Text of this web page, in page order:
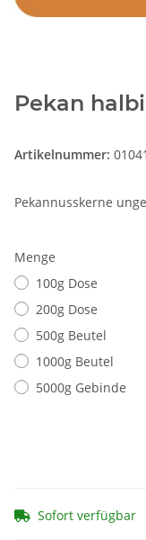
Pekan
Artikelnummer:
Pekannusskerne
Menge
100g Dose
200g Dose
500g Beutel
1000g Beutel
5000g Gebinde
Sofort verfügbar